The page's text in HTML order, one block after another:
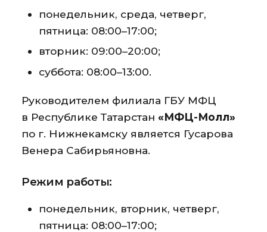
понедельник, среда, четверг,
пятница: 08:00–17:00;
вторник: 09:00–20:00;
суббота: 08:00–13:00.
Руководителем филиала ГБУ МФЦ
в Республике Татарстан «МФЦ-Молл»
по г. Нижнекамску является Гусарова
Венера Сабирьяновна.
Режим работы:
понедельник, вторник, четверг,
пятница: 08:00–17:00;